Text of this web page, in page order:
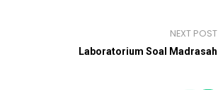
NEXT POST
Laboratorium Soal Madrasah